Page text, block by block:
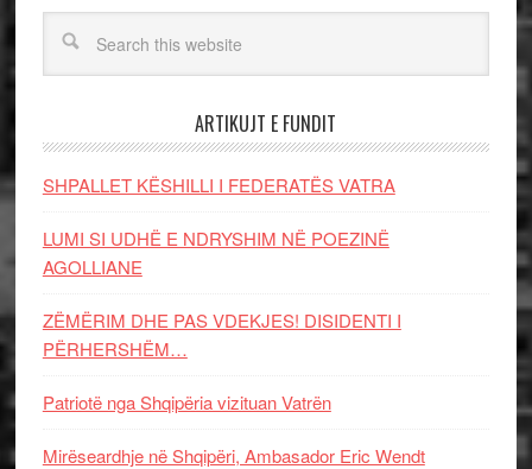
ARTIKUJT E FUNDIT
SHPALLET KËSHILLI I FEDERATËS VATRA
LUMI SI UDHË E NDRYSHIM NË POEZINË
AGOLLIANE
ZËMËRIM DHE PAS VDEKJES! DISIDENTI I
PËRHERSHËM…
Patriotë nga Shqipëria vizituan Vatrën
Mirëseardhje në Shqipëri, Ambasador Eric Wendt